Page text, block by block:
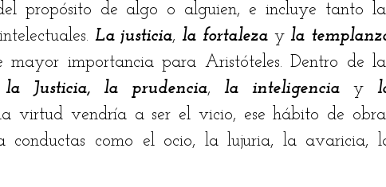
propósito de algo o alguien, e incluye tanto
La justicia, la fortaleza y la
mayor importancia para Aristóteles. Dentro de
la Justicia, la prudencia, la inteligencia y
virtud vendría a ser el vicio, ese hábito de
conductas como el ocio, la lujuria, la avaricia,